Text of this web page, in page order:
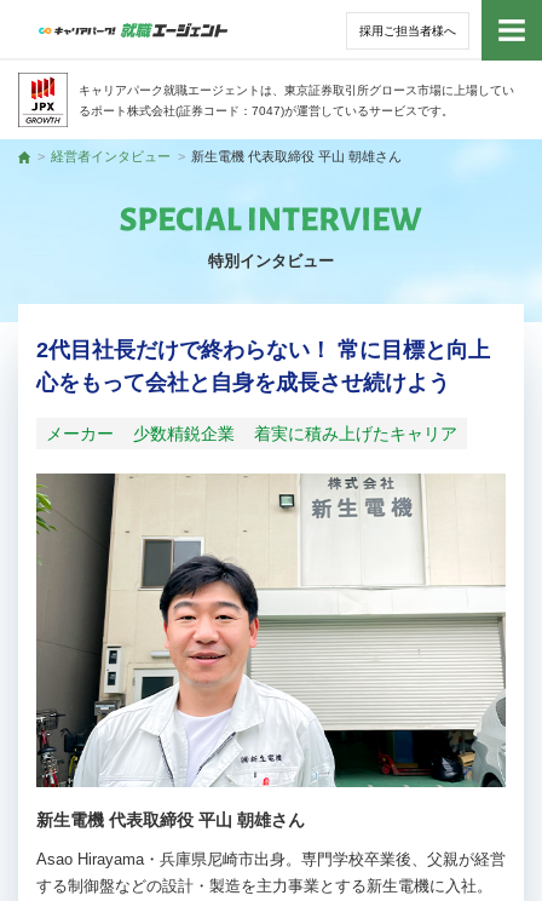
採用ご担当者様へ
キャリアパーク就職エージェントは、東京証券取引所グロース市場に上場してい
るポート株式会社(証券コード：7047)が運営しているサービスです。
トッ
トップ
経営者インタビュー 新生電機 代表取締役 平山 朝雄さん
特別インタビュー
2代目社長だけで終わらない！ 常に目標と向上
心をもって会社と自身を成長させ続けよう
メーカー 少数精鋭企業 着実に積み上げたキャリア
新生電機 代表取締役 平山 朝雄さん
Asao Hirayama・兵庫県尼崎市出身。専門学校卒業後、父親が経営
する制御盤などの設計・製造を主力事業とする新生電機に入社。